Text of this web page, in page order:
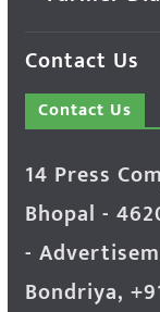
Contact Us
Contact Us
14 Press
Bhopal -
-
Bondriya,